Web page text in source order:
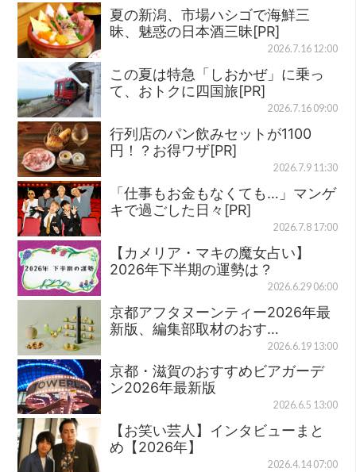
夏の新潟、市場ハシゴで海鮮三
昧、魅惑の日本酒三昧[PR]
2026.7.16 12:00
この夏は特急「しおかぜ」に乗っ
て、おトクに四国旅[PR]
2026.7.16 09:00
行列店のパン飲みセットが1100
円！？お得ワザ[PR]
2026.7.9 11:30
「仕事もお金もなくても…」マンゲ
キで過ごした日々[PR]
2026.7.8 17:00
【カメリア・マキの魔女占い】
2026年下半期の運勢は？
2026.6.29 06:00
京都アフタヌーンティー2026年最
新版、編集部取材のおす…
2026.6.19 13:00
京都・滋賀のおすすめビアガーデ
ン2026年最新版
2026.6.5 13:00
【お笑い芸人】インタビューまと
め【2026年】
2026.4.14 07:00